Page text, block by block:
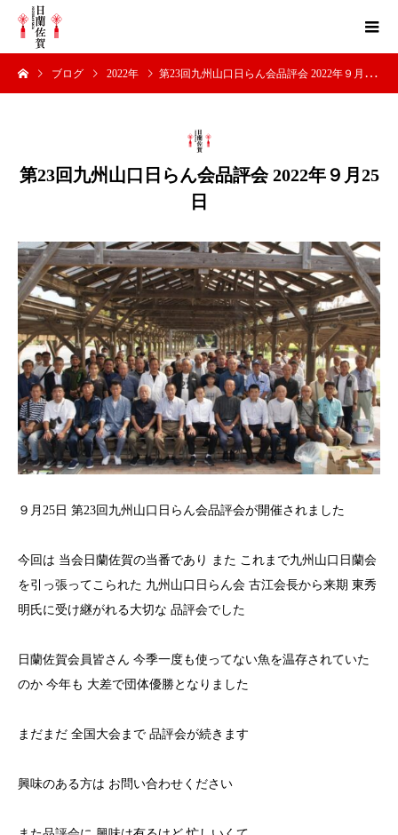
ブログ 2022年 第23回九州山口日らん会品評会 2022年９月25日
第23回九州山口日らん会品評会 2022年９月25
日
９月25日 第23回九州山口日らん会品評会が開催されました
今回は 当会日蘭佐賀の当番であり また これまで九州山口日蘭会
を引っ張ってこられた 九州山口日らん会 古江会長から来期 東秀
明氏に受け継がれる大切な 品評会でした
日蘭佐賀会員皆さん 今季一度も使ってない魚を温存されていた
のか 今年も 大差で団体優勝となりました
まだまだ 全国大会まで 品評会が続きます
興味のある方は お問い合わせください